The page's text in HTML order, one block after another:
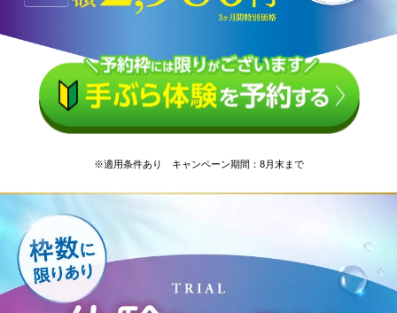
※適用条件あり キャンペーン期間：8月末まで